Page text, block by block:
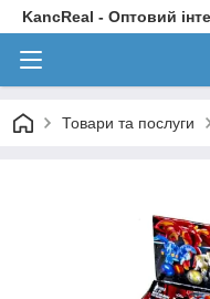
KancReal - Оптовий
Товари та послуги